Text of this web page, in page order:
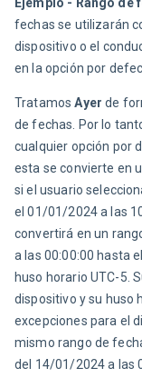
Ejemplo - Rango de
fechas se utilizarán
dispositivo o el
en la opción por
Tratamos Ayer de
de fechas. Por lo
cualquier opción por
esta se convierte en
si el usuario
el 01/01/2024 a las
convertirá en un
a las 00:00:00 hasta
huso horario UTC-5.
dispositivo y su huso
excepciones para el
mismo rango de
del 14/01/2024 a las